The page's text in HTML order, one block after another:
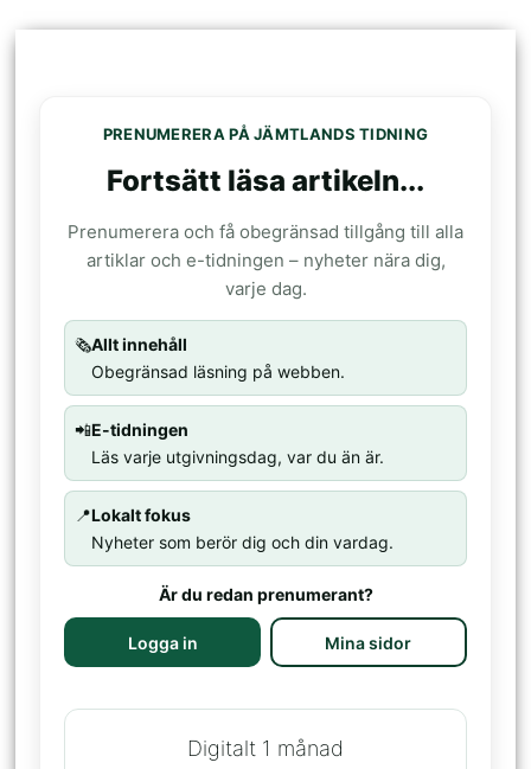
PRENUMERERA PÅ JÄMTLANDS TIDNING
Fortsätt läsa artikeln...
Prenumerera och få obegränsad tillgång till alla
artiklar och e-tidningen – nyheter nära dig,
varje dag.
🗞️Allt innehåll
Obegränsad läsning på webben.
📲E-tidningen
Läs varje utgivningsdag, var du än är.
📍Lokalt fokus
Nyheter som berör dig och din vardag.
Är du redan prenumerant?
Logga in Mina sidor
Digitalt 1 månad